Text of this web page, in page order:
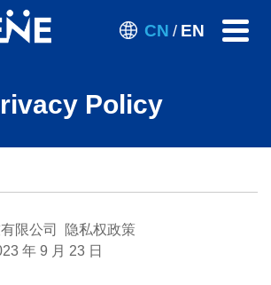
CN / EN
Policy
限公司 隐私权政策
年 9 月 23 日